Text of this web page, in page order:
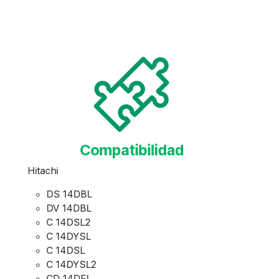
Compatibilidad
Hitachi
DS 14DBL
DV 14DBL
C 14DSL2
C 14DYSL
C 14DSL
C 14DYSL2